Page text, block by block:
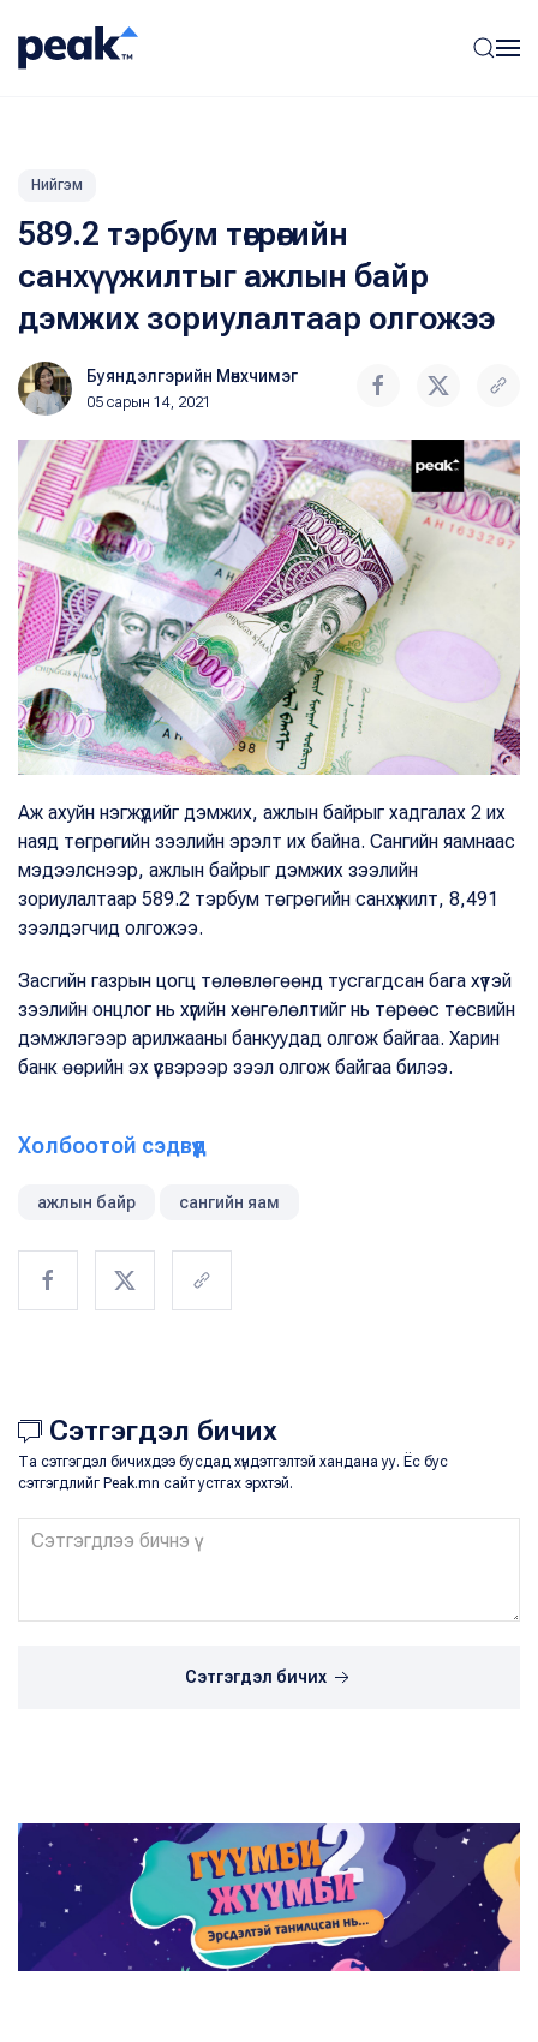
Нийгэм
589.2 тэрбум төгрөгийн
санхүүжилтыг ажлын байр
дэмжих зориулалтаар олгожээ
Буяндэлгэрийн Мөнхчимэг
05 сарын 14, 2021
Аж ахуйн нэгжүүдийг дэмжих, ажлын байрыг хадгалах 2 их
наяд төгрөгийн зээлийн эрэлт их байна. Сангийн яамнаас
мэдээлснээр, ажлын байрыг дэмжих зээлийн
зориулалтаар 589.2 тэрбум төгрөгийн санхүүжилт, 8,491
зээлдэгчид олгожээ.
Засгийн газрын цогц төлөвлөгөөнд тусгагдсан бага хүүтэй
зээлийн онцлог нь хүүгийн хөнгөлөлтийг нь төрөөс төсвийн
дэмжлэгээр арилжааны банкуудад олгож байгаа. Харин
банк өөрийн эх үүсвэрээр зээл олгож байгаа билээ.
Холбоотой сэдвүүд
ажлын байр сангийн яам
Сэтгэгдэл бичих
Та сэтгэгдэл бичихдээ бусдад хүндэтгэлтэй хандана уу. Ёс бус
сэтгэгдлийг Peak.mn сайт устгах эрхтэй.
Сэтгэгдэл бичих